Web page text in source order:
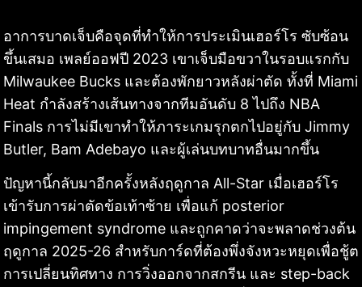
อาการบาดเจ็บคือจุดที่ทำให้การประเมินเฮอร์โร ซับซ้อน
ขึ้นเสมอ เพลย์ออฟปี 2023 เขาเจ็บมือขวาในรอบแรกกับ
Milwaukee Bucks และต้องพักยาวหลังผ่าตัด ทั้งที่ Miami
Heat กำลังสร้างเส้นทางจากทีมอันดับ 8 ไปถึง NBA
Finals การไม่มีเขาทำให้ภาระเกมรุกตกไปอยู่กับ Jimmy
Butler, Bam Adebayo และผู้เล่นบทบาทอื่นมากขึ้น
ปัญหานี้กลับมาอีกครั้งหลังฤดูกาล All-Star เมื่อเฮอร์โร
เข้ารับการผ่าตัดข้อเท้าซ้าย เพื่อแก้ posterior
impingement syndrome และถูกคาดว่าจะพลาดช่วงต้น
ฤดูกาล 2025-26 สำหรับการ์ดที่ต้องพึ่งจังหวะหยุดเพื่อชู้ต
การเปลี่ยนทิศทาง การวิ่งออกจากสกรีน และ step-back